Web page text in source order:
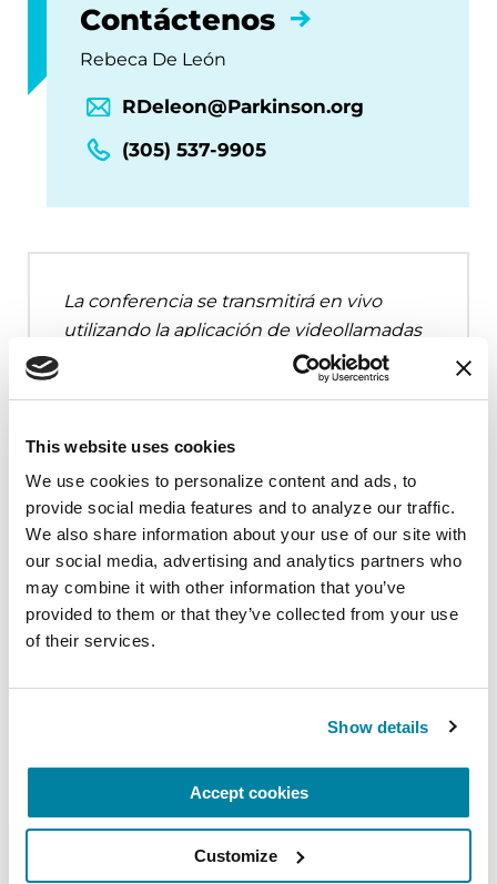
This website uses cookies
We use cookies to personalize content and ads, to
provide social media features and to analyze our traffic.
We also share information about your use of our site with
our social media, advertising and analytics partners who
may combine it with other information that you’ve
provided to them or that they’ve collected from your use
of their services.
Show details
Accept cookies
Customize
Contáctenos
Rebeca De León
RDeleon@Parkinson.org
(305) 537-9905
La conferencia se transmitirá en vivo
utilizando la aplicación de videollamadas
Recursos en español
Descubre nuestros recursos